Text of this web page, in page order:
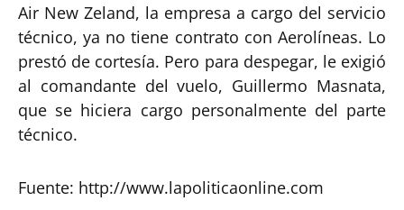
Air New Zeland, la empresa a cargo del servicio
técnico, ya no tiene contrato con Aerolíneas. Lo
prestó de cortesía. Pero para despegar, le exigió
al comandante del vuelo, Guillermo Masnata,
que se hiciera cargo personalmente del parte
técnico.
Fuente: http://www.lapoliticaonline.com